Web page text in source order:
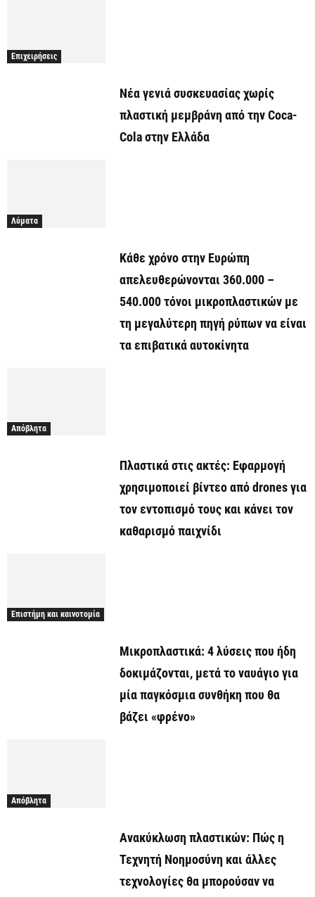
Επιχειρήσεις
Νέα γενιά συσκευασίας χωρίς
πλαστική μεμβράνη από την Coca-
Cola στην Ελλάδα
Λύματα
Kάθε χρόνο στην Ευρώπη
απελευθερώνονται 360.000 –
540.000 τόνοι μικροπλαστικών με
τη μεγαλύτερη πηγή ρύπων να είναι
τα επιβατικά αυτοκίνητα
Απόβλητα
Πλαστικά στις ακτές: Εφαρμογή
χρησιμοποιεί βίντεο από drones για
τον εντοπισμό τους και κάνει τον
καθαρισμό παιχνίδι
Επιστήμη και καινοτομία
Μικροπλαστικά: 4 λύσεις που ήδη
δοκιμάζονται, μετά το ναυάγιο για
μία παγκόσμια συνθήκη που θα
βάζει «φρένο»
Απόβλητα
Ανακύκλωση πλαστικών: Πώς η
Τεχνητή Νοημοσύνη και άλλες
τεχνολογίες θα μπορούσαν να